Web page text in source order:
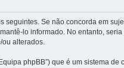
seguintes. Se não concorda em
lo informado. No entanto,
ou alterados.
phpBB”) que é um sistema